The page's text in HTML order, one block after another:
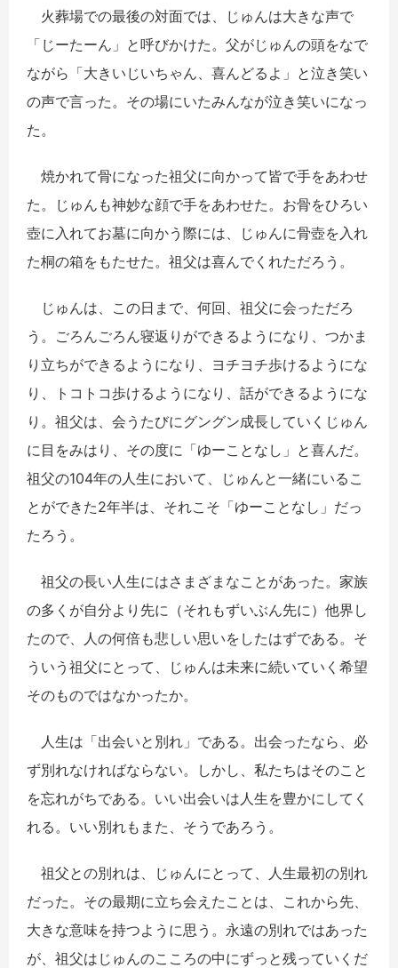
火葬場での最後の対面では、じゅんは大きな声で
「じーたーん」と呼びかけた。父がじゅんの頭をなで
ながら「大きいじいちゃん、喜んどるよ」と泣き笑い
の声で言った。その場にいたみんなが泣き笑いになっ
た。
焼かれて骨になった祖父に向かって皆で手をあわせ
た。じゅんも神妙な顔で手をあわせた。お骨をひろい
壺に入れてお墓に向かう際には、じゅんに骨壺を入れ
た桐の箱をもたせた。祖父は喜んでくれただろう。
じゅんは、この日まで、何回、祖父に会っただろ
う。ごろんごろん寝返りができるようになり、つかま
り立ちができるようになり、ヨチヨチ歩けるようにな
り、トコトコ歩けるようになり、話ができるようにな
り。祖父は、会うたびにグングン成長していくじゅん
に目をみはり、その度に「ゆーことなし」と喜んだ。
祖父の104年の人生において、じゅんと一緒にいるこ
とができた2年半は、それこそ「ゆーことなし」だっ
たろう。
祖父の長い人生にはさまざまなことがあった。家族
の多くが自分より先に（それもずいぶん先に）他界し
たので、人の何倍も悲しい思いをしたはずである。そ
ういう祖父にとって、じゅんは未来に続いていく希望
そのものではなかったか。
人生は「出会いと別れ」である。出会ったなら、必
ず別れなければならない。しかし、私たちはそのこと
を忘れがちである。いい出会いは人生を豊かにしてく
れる。いい別れもまた、そうであろう。
祖父との別れは、じゅんにとって、人生最初の別れ
だった。その最期に立ち会えたことは、これから先、
大きな意味を持つように思う。永遠の別れではあった
が、祖父はじゅんのこころの中にずっと残っていくだ